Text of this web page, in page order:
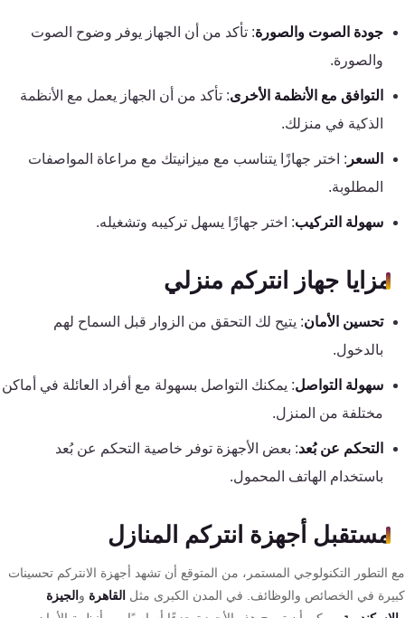
جودة الصوت والصورة : تأكد من أن الجهاز يوفر وضوح الصوت
والصورة.
التوافق مع الأنظمة الأخرى : تأكد من أن الجهاز يعمل مع الأنظمة
الذكية في منزلك.
السعر: اختر جهازًا يتناسب مع ميزانيتك مع مراعاة المواصفات
المطلوبة.
سهولة التركيب: اختر جهازًا يسهل تركيبه وتشغيله.
مزايا جهاز انتركم منزلي
تحسين الأمان: يتيح لك التحقق من الزوار قبل السماح لهم
بالدخول.
سهولة التواصل: يمكنك التواصل بسهولة مع أفراد العائلة في أماكن
مختلفة من المنزل.
التحكم عن بُعد: بعض الأجهزة توفر خاصية التحكم عن بُعد
باستخدام الهاتف المحمول.
مستقبل أجهزة انتركم المنازل
التطور التكنولوجي المستمر، من المتوقع أن تشهد أجهزة الانتركم تحسينات
في الخصائص والوظائف. في المدن الكبرى مثلالقاهرةو الجيزة